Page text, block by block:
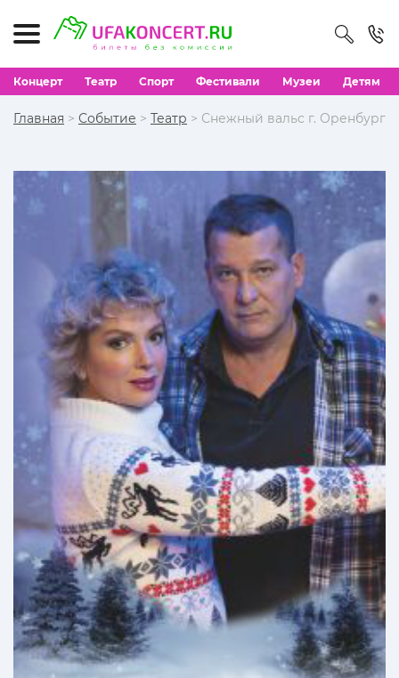
Концерт Театр Спорт Фестивали Музеи Детям
Главная > Событие > Театр > Снежный вальс г. Оренбург